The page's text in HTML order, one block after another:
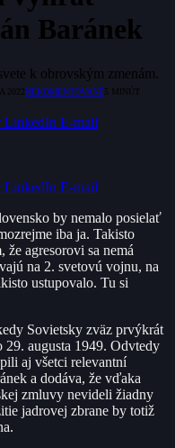
Baránek
k obrovským zmenám.
2022 NEKOMENTOVANÉ5 MINÚT
LinkedIn E-mail
LinkedIn E-mail
by nemalo posielať
iba ja. Takisto
agresorovi sa nemá
na 2. svetovú vojnu, na
ustupovalo. Tu si
Sovietsky zväz prvýkrát
29. augusta 1949. Odvtedy
aj všetci relevantní
a dodáva, že vďaka
zmluvy nevideli žiadny
jadrovej zbrane by totiž